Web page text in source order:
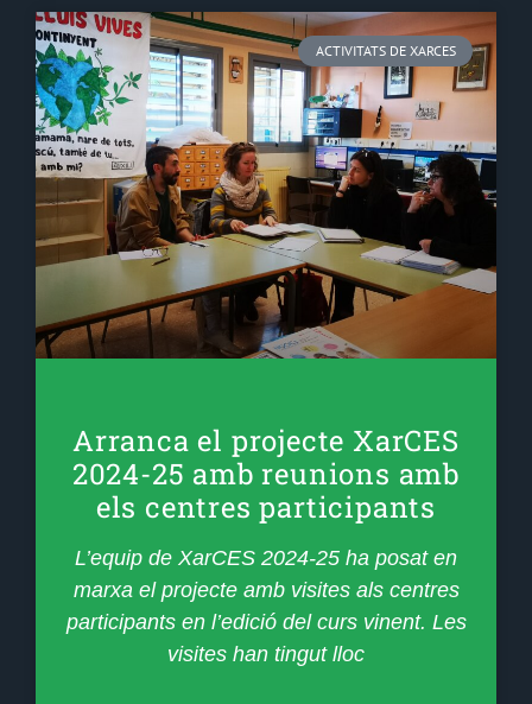
ACTIVITATS DE XARCES
Arranca el projecte XarCES
2024-25 amb reunions amb
els centres participants
L’equip de XarCES 2024-25 ha posat en
marxa el projecte amb visites als centres
participants en l’edició del curs vinent. Les
visites han tingut lloc